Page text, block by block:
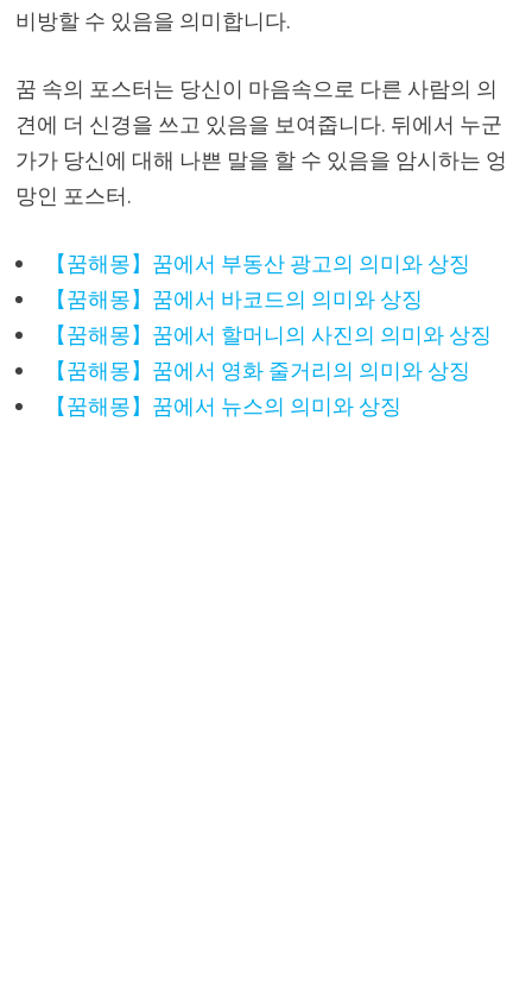
비방할 수 있음을 의미합니다.
꿈 속의 포스터는 당신이 마음속으로 다른 사람의 의
견에 더 신경을 쓰고 있음을 보여줍니다. 뒤에서 누군
가가 당신에 대해 나쁜 말을 할 수 있음을 암시하는 엉
망인 포스터.
【꿈해몽】꿈에서 부동산 광고의 의미와 상징
【꿈해몽】꿈에서 바코드의 의미와 상징
【꿈해몽】꿈에서 할머니의 사진의 의미와 상징
【꿈해몽】꿈에서 영화 줄거리의 의미와 상징
【꿈해몽】꿈에서 뉴스의 의미와 상징